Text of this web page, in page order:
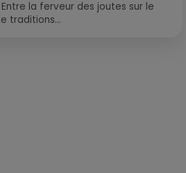
la ferveur des joutes sur le
traditions...